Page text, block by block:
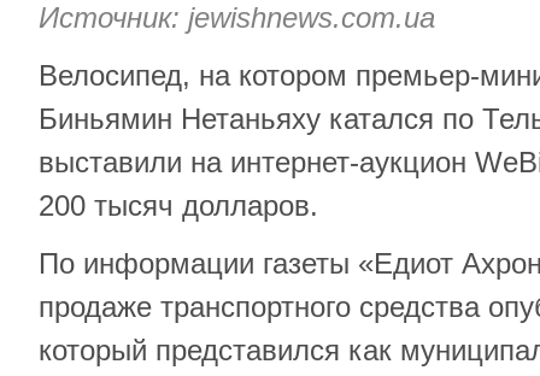
Источник: jewishnews.com.ua
Велосипед, на котором премьер-
Биньямин Нетаньяху катался по
выставили на интернет-аукцион
200 тысяч долларов.
По информации газеты «Едиот
продаже транспортного средства
который представился как